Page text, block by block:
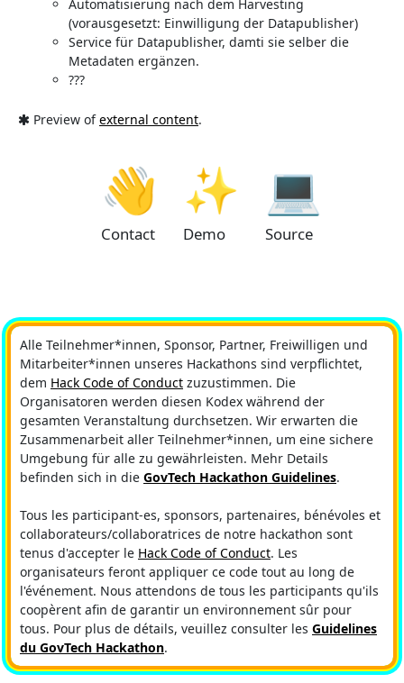
Automatisierung nach dem Harvesting
(vorausgesetzt: Einwilligung der Datapublisher)
Service für Datapublisher, damti sie selber die
Metadaten ergänzen.
???
Preview ofexternal content.
👋
Contact
✨
Demo
💻
Source
Alle Teilnehmer*innen, Sponsor, Partner, Freiwilligen und
Mitarbeiter*innen unseres Hackathons sind verpflichtet,
dem Hack Code of Conduct zuzustimmen. Die
Organisatoren werden diesen Kodex während der
gesamten Veranstaltung durchsetzen. Wir erwarten die
Zusammenarbeit aller Teilnehmer*innen, um eine sichere
Umgebung für alle zu gewährleisten. Mehr Details
befinden sich in die GovTech Hackathon Guidelines.
Tous les participant-es, sponsors, partenaires, bénévoles et
collaborateurs/collaboratrices de notre hackathon sont
tenus d'accepter le Hack Code of Conduct. Les
organisateurs feront appliquer ce code tout au long de
l'événement. Nous attendons de tous les participants qu'ils
coopèrent afin de garantir un environnement sûr pour
tous. Pour plus de détails, veuillez consulter les Guidelines
du GovTech Hackathon.